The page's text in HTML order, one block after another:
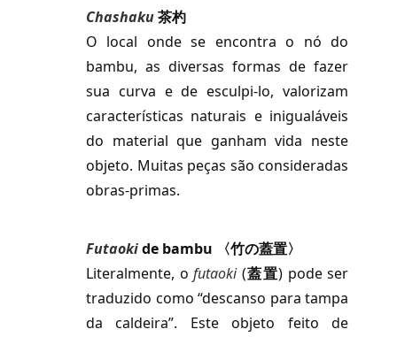
Chashaku茶杓
O local onde se encontra o nó do
bambu, as diversas formas de fazer
sua curva e de esculpi-lo, valorizam
características naturais e inigualáveis
do material que ganham vida neste
objeto. Muitas peças são consideradas
obras-primas.
Futaokide bambu
〈竹の蓋置〉
Literalmente, o futaoki (蓋置) pode ser
traduzido como “descanso para tampa
da caldeira”. Este objeto feito de